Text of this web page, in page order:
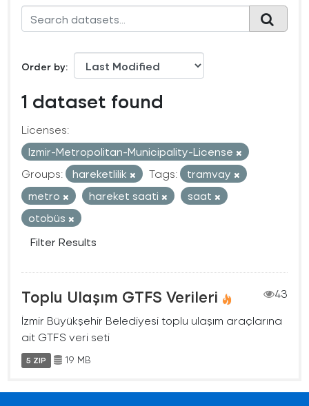
Order by
1 dataset found
Licenses:
Izmir-Metropolitan-Municipality-License
Groups:
hareketlilik Tags:
tramvay
metro
hareket saati
saat
otobüs
Filter Results
Toplu Ulaşım GTFS Verileri
43
İzmir Büyükşehir Belediyesi toplu ulaşım araçlarına
ait GTFS veri seti
5 ZIP 19 MB